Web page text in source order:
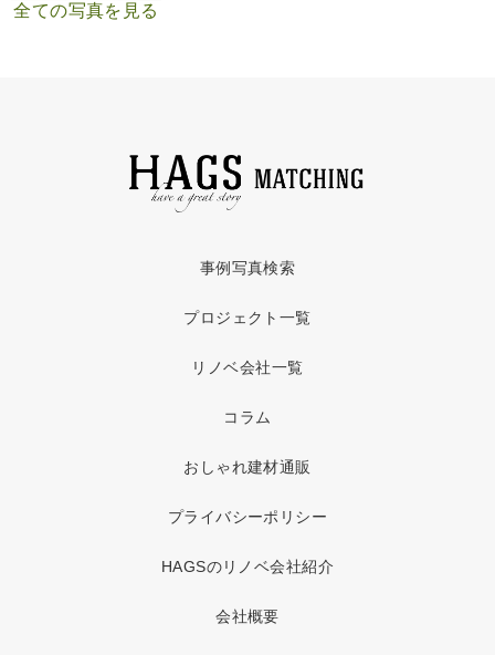
全ての写真を見る
事例写真検索
プロジェクト一覧
リノベ会社一覧
コラム
おしゃれ建材通販
プライバシーポリシー
HAGSのリノベ会社紹介
会社概要